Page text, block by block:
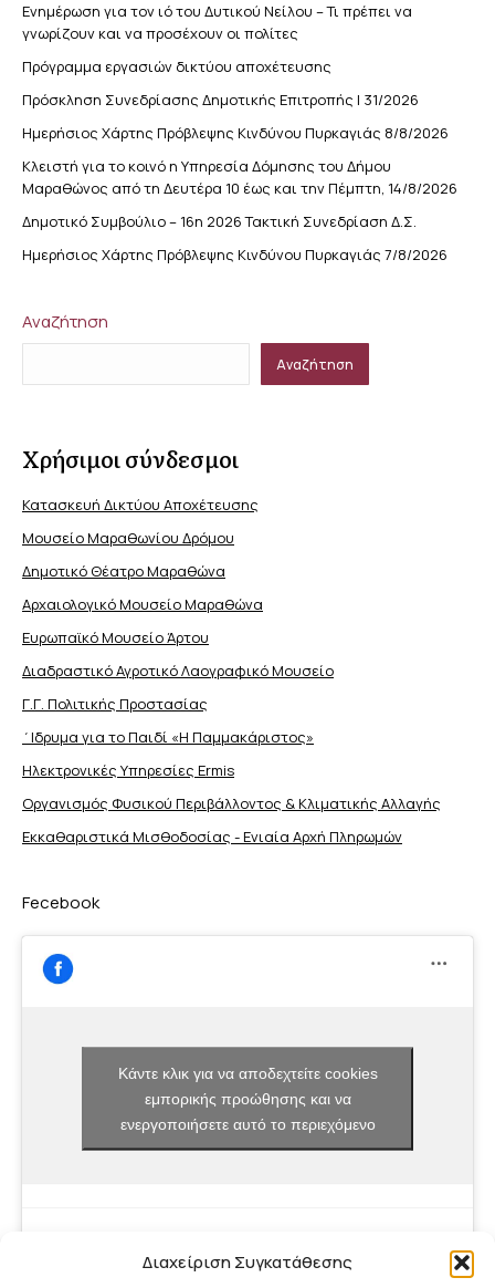
Διαχείριση Συγκατάθεσης
Ενημέρωση για τον ιό του Δυτικού Νείλου – Τι πρέπει να
γνωρίζουν και να προσέχουν οι πολίτες
Πρόγραμμα εργασιών δικτύου αποχέτευσης
Πρόσκληση Συνεδρίασης Δημοτικής Επιτροπής | 31/2026
Ημερήσιος Χάρτης Πρόβλεψης Κινδύνου Πυρκαγιάς 8/8/2026
Κλειστή για το κοινό η Υπηρεσία Δόμησης του Δήμου
Μαραθώνος από τη Δευτέρα 10 έως και την Πέμπτη, 14/8/2026
Δημοτικό Συμβούλιο – 16η 2026 Τακτική Συνεδρίαση Δ.Σ.
Ημερήσιος Χάρτης Πρόβλεψης Κινδύνου Πυρκαγιάς 7/8/2026
Αναζήτηση
Αναζήτηση
Χρήσιμοι σύνδεσμοι
Κατασκευή Δικτύου Αποχέτευσης
Μουσείο Μαραθωνίου Δρόμου
Δημοτικό Θέατρο Μαραθώνα
Αρχαιολογικό Μουσείο Μαραθώνα
Ευρωπαϊκό Μουσείο Άρτου
Διαδραστικό Αγροτικό Λαογραφικό Μουσείο
Γ.Γ. Πολιτικής Προστασίας
΄Ιδρυμα για το Παιδί «Η Παμμακάριστος»
Ηλεκτρονικές Υπηρεσίες Ermis
Οργανισμός Φυσικού Περιβάλλοντος & Κλιματικής Aλλαγής
Εκκαθαριστικά Μισθοδοσίας - Ενιαία Αρχή Πληρωμών
Fecebook
Κάντε κλικ για να αποδεχτείτε cookies
εμπορικής προώθησης και να
ενεργοποιήσετε αυτό το περιεχόμενο